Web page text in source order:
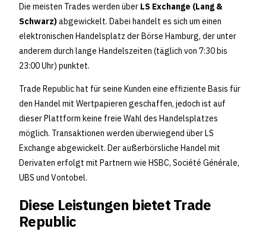
Die meisten Trades werden über LS Exchange (Lang &
Schwarz)abgewickelt. Dabei handelt es sich um einen
elektronischen Handelsplatz der Börse Hamburg, der unter
anderem durch lange Handelszeiten (täglich von 7:30 bis
23:00 Uhr) punktet.
Trade Republic hat für seine Kunden eine effiziente Basis für
den Handel mit Wertpapieren geschaffen, jedoch ist auf
dieser Plattform keine freie Wahl des Handelsplatzes
möglich. Transaktionen werden überwiegend über LS
Exchange abgewickelt. Der außerbörsliche Handel mit
Derivaten erfolgt mit Partnern wie HSBC, Société Générale​,
UBS und Vontobel.
Diese Leistungen bietet Trade
Republic